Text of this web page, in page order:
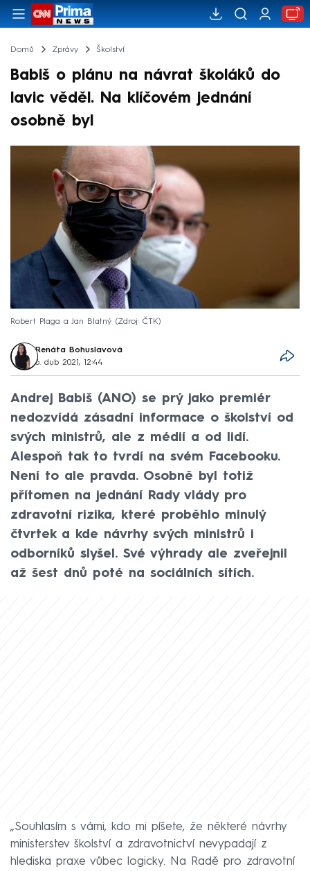
Domů Zprávy Školství
Babiš o plánu na návrat školáků do
lavic věděl. Na klíčovém jednání
osobně byl
Robert Plaga a Jan Blatný Zdroj: ČTK
Renáta Bohuslavová
6. dub 2021, 12:44
Andrej Babiš (ANO) se prý jako premiér
nedozvídá zásadní informace o školství od
svých ministrů, ale z médií a od lidí.
Alespoň tak to tvrdí na svém Facebooku.
Není to ale pravda. Osobně byl totiž
přítomen na jednání Rady vlády pro
zdravotní rizika, které proběhlo minulý
čtvrtek a kde návrhy svých ministrů i
odborníků slyšel. Své výhrady ale zveřejnil
až šest dnů poté na sociálních sítích.
„Souhlasím s vámi, kdo mi píšete, že některé návrhy
ministerstev školství a zdravotnictví nevypadají z
hlediska praxe vůbec logicky. Na Radě pro zdravotní